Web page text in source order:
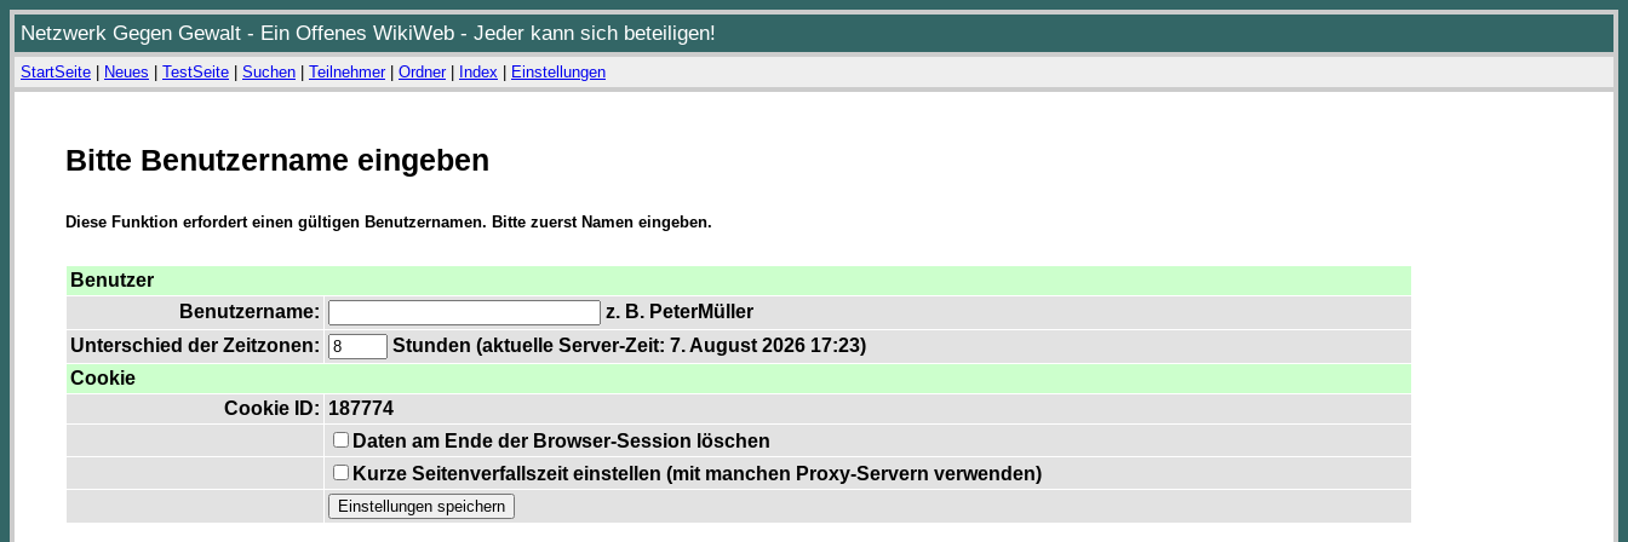
Netzwerk Gegen Gewalt - Ein Offenes WikiWeb - Jeder kann sich beteiligen!
StartSeite Neues TestSeite Suchen Teilnehmer| Ordner| Index Einstellungen
Bitte Benutzername eingeben
Diese Funktion erfordert einen gültigen Benutzernamen. Bitte zuerst Namen eingeben.
Benutzer
Benutzername:
z. B. PeterMüller
Unterschied der Zeitzonen:
Stunden (aktuelle Server-Zeit: 7. August 2026 17:23)
Cookie
Cookie ID: 187774
Daten am Ende der Browser-Session löschen
Kurze Seitenverfallszeit einstellen (mit manchen Proxy-Servern verwenden)